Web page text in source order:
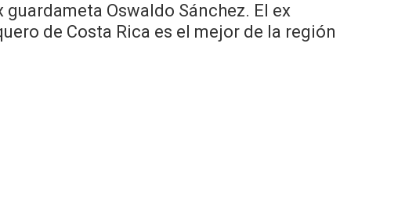
guardameta Oswaldo Sánchez. El ex
de Costa Rica es el mejor de la región